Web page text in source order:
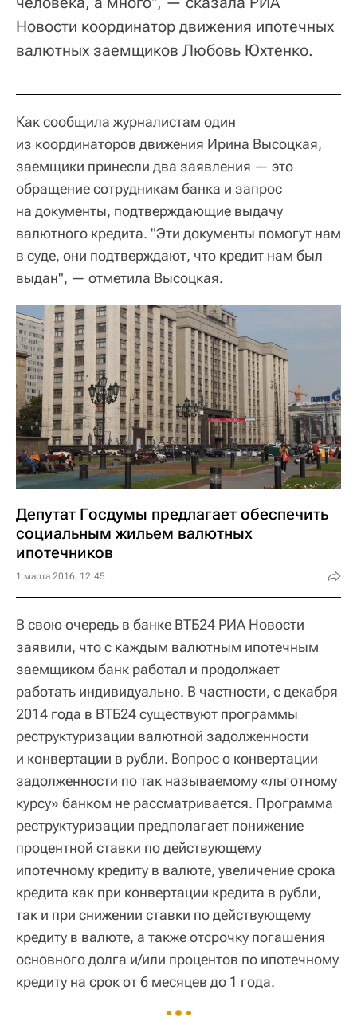
Новости координатор движения ипотечных
валютных заемщиков Любовь Юхтенко.
Как сообщила журналистам один
из координаторов движения Ирина Высоцкая,
заемщики принесли два заявления — это
обращение сотрудникам банка и запрос
на документы, подтверждающие выдачу
валютного кредита. "Эти документы помогут нам
в суде, они подтверждают, что кредит нам был
выдан", — отметила Высоцкая.
Депутат Госдумы предлагает обеспечить
социальным жильем валютных
ипотечников
1 марта 2016, 12:45
В свою очередь в банке ВТБ24 РИА Новости
заявили, что с каждым валютным ипотечным
заемщиком банк работал и продолжает
работать индивидуально. В частности, с декабря
2014 года в ВТБ24 существуют программы
реструктуризации валютной задолженности
и конвертации в рубли. Вопрос о конвертации
задолженности по так называемому «льготному
курсу» банком не рассматривается. Программа
реструктуризации предполагает понижение
процентной ставки по действующему
ипотечному кредиту в валюте, увеличение срока
кредита как при конвертации кредита в рубли,
так и при снижении ставки по действующему
кредиту в валюте, а также отсрочку погашения
основного долга и/или процентов по ипотечному
кредиту на срок от 6 месяцев до 1 года.